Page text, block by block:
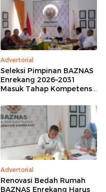
Advertorial
Seleksi Pimpinan BAZNAS
Enrekang 2026–2031
Masuk Tahap Kompetensi,
Administrasi
Advertorial
Renovasi Bedah Rumah
BAZNAS Enrekang Harus